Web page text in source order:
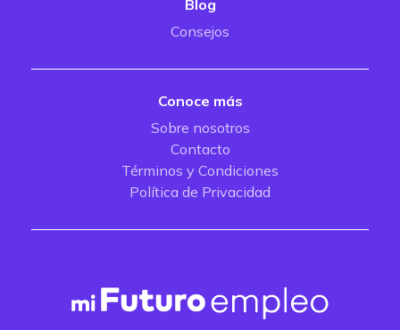
Blog
Consejos
Conoce más
Sobre nosotros
Contacto
Términos y Condiciones
Política de Privacidad